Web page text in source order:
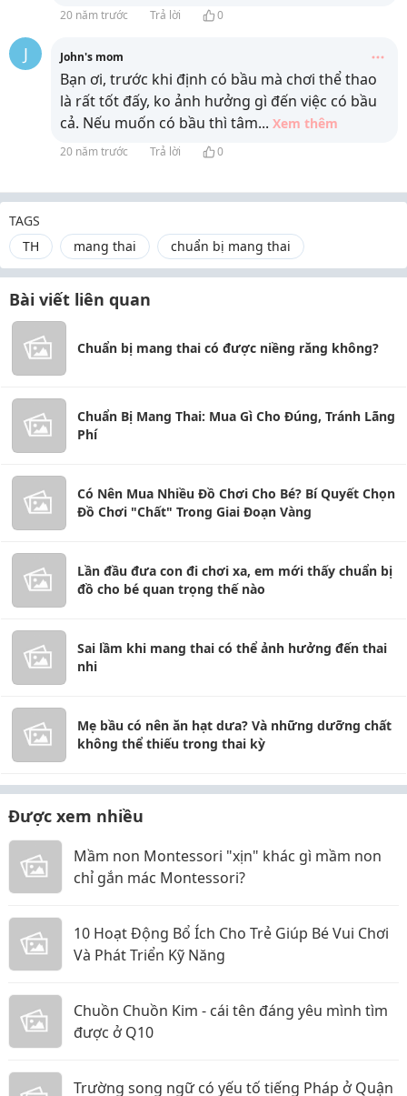
20 năm trước Trả lời 0
J John's mom
Bạn ơi, trước khi định có bầu mà chơi thể thao
là rất tốt đấy, ko ảnh hưởng gì đến việc có bầu
cả. Nếu muốn có bầu thì tâm... Xem thêm
20 năm trước Trả lời 0
TAGS
TH
mang thai chuẩn bị mang thai
Bài viết liên quan
Chuẩn bị mang thai có được niềng răng không?
Chuẩn Bị Mang Thai: Mua Gì Cho Đúng, Tránh Lãng
Phí
Có Nên Mua Nhiều Đồ Chơi Cho Bé? Bí Quyết Chọn
Đồ Chơi "Chất" Trong Giai Đoạn Vàng
Lần đầu đưa con đi chơi xa, em mới thấy chuẩn bị
đồ cho bé quan trọng thế nào
Sai lầm khi mang thai có thể ảnh hưởng đến thai
nhi
Mẹ bầu có nên ăn hạt dưa? Và những dưỡng chất
không thể thiếu trong thai kỳ
Được xem nhiều
Mầm non Montessori "xịn" khác gì mầm non
chỉ gắn mác Montessori?
10 Hoạt Động Bổ Ích Cho Trẻ Giúp Bé Vui Chơi
Và Phát Triển Kỹ Năng
Chuồn Chuồn Kim - cái tên đáng yêu mình tìm
được ở Q10
Trường song ngữ có yếu tố tiếng Pháp ở Quận